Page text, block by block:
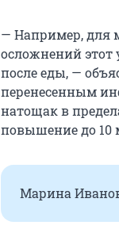
— Например, для
осложнений этот
после еды, —
перенесенным
натощак в
повышение до 10
Марина